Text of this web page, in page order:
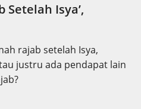
Setelah Isya’,
rajab setelah Isya,
justru ada pendapat lain